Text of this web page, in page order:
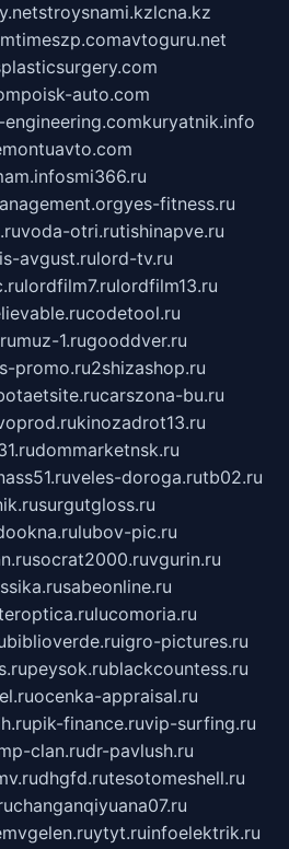
stroysnami.kzlcna.kz
timeszp.comavtoguru.net
poisk-auto.com
kuryatnik.info
smi366.ru
yes-fitness.ru
voda-otri.rutishinapve.ru
avgust.rulord-tv.ru
lordfilm7.rulordfilm13.ru
codetool.ru
muz-1.rugooddver.ru
promo.ru2shizashop.ru
carszona-bu.ru
kinozadrot13.ru
dommarketnsk.ru
veles-doroga.rutb02.ru
surgutgloss.ru
lubov-pic.ru
socrat2000.ruvgurin.ru
sabeonline.ru
lucomoria.ru
biblioverde.ruigro-pictures.ru
peysok.rublackcountess.ru
ocenka-appraisal.ru
pik-finance.ruvip-surfing.ru
clan.rudr-pavlush.ru
dhgfd.rutesotomeshell.ru
changanqiyuana07.ru
ytyt.ruinfoelektrik.ru